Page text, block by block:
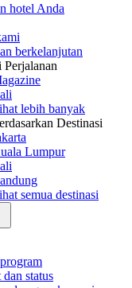
hotel Anda
berkelanjutan
Perjalanan
lebih banyak
Destinasi
Lumpur
semua destinasi
status